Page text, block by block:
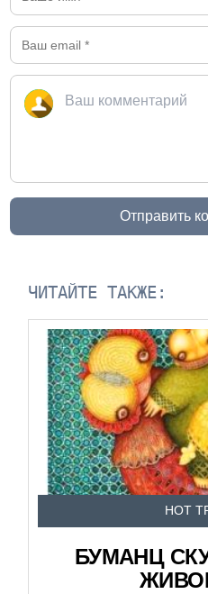
Отправить
ЧИТАЙТЕ ТАКЖЕ:
HOT
БУМАНЦ